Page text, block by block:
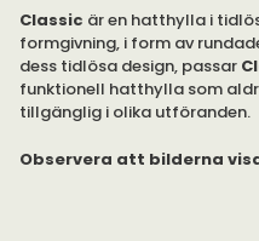
Classic är en hatthylla i
formgivning, i form av
dess tidlösa design, passar
funktionell hatthylla som
tillgänglig i olika utföranden.
Observera att bilderna
Det som skiljer de olika